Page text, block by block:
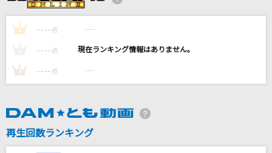
米津玄師
[生音]ゆうこ
怪獣の花唄
Vaundy
1 ---- 点 ----
---- 点 ----
3 ---- 点 ----
再生回数ランキング